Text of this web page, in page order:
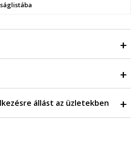
állást az üzletekben